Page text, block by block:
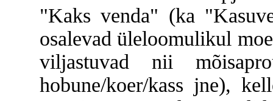
"Kaks venda" (ka
osalevad üleloomulikul
viljastuvad nii
hobune/koer/kass jne),